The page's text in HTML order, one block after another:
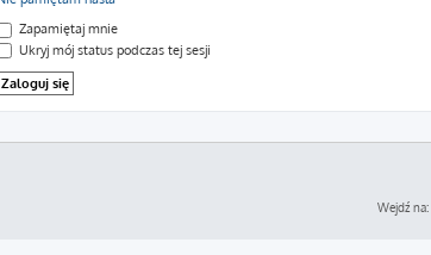
Zapamiętaj mnie
Ukryj mój status podczas tej sesji
Wejdź na: